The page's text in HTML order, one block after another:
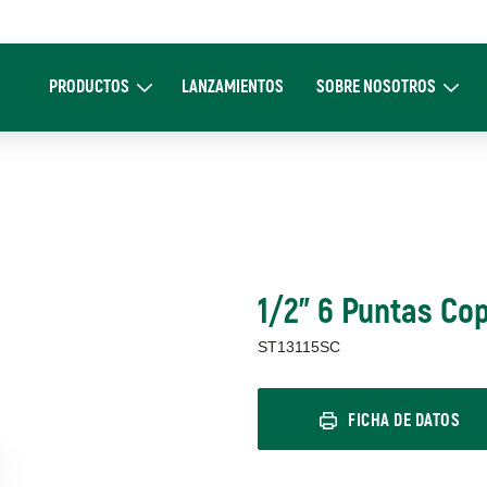
navigation
PRODUCTOSExpand ProductosLANZAMIENTOS SOBRE NOSOTROS
Expand Sobre
1/2" 6 Puntas
ST13115SC
FICHA DE DATOS